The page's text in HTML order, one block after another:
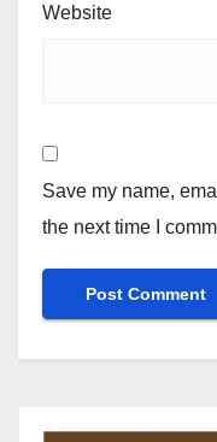
Website
Save my name,
the next time I